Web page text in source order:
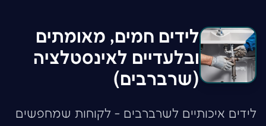
לידים חמים, מאומתים
ובלעדיים לאינסטלציה
(שרברבים)
לידים איכותיים לשרברבים - לקוחות שמחפשים